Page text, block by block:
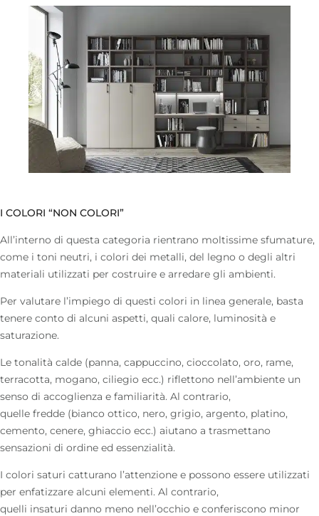
I COLORI “NON COLORI”
All’interno di questa categoria rientrano moltissime sfumature,
come i toni neutri, i colori dei metalli, del legno o degli altri
materiali utilizzati per costruire e arredare gli ambienti.
Per valutare l’impiego di questi colori in linea generale, basta
tenere conto di alcuni aspetti, quali calore, luminosità e
saturazione.
Le tonalità calde (panna, cappuccino, cioccolato, oro, rame,
terracotta, mogano, ciliegio ecc.) riflettono nell’ambiente un
senso di accoglienza e familiarità. Al contrario,
quelle fredde (bianco ottico, nero, grigio, argento, platino,
cemento, cenere, ghiaccio ecc.) aiutano a trasmettano
sensazioni di ordine ed essenzialità.
I colori saturi catturano l’attenzione e possono essere utilizzati
per enfatizzare alcuni elementi. Al contrario,
quelli insaturi danno meno nell’occhio e conferiscono minor